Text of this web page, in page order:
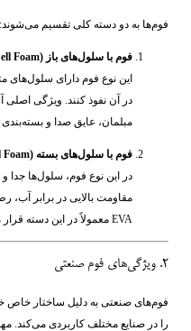
فوم‌ها به دو دسته کلی تقسیم می‌شوند:
فوم با سلول‌های باز (Open Cell Foam):
این نوع فوم دارای سلول‌های
در آن نفوذ کنند. ویژگی
مبلمان، عایق صدا و بسته‌بندی
فوم با سلول‌های بسته (Closed Cell Foam):
در این نوع فوم، سلول‌ها جدا
EVA معمولاً در این دسته قرار می‌گیرند.
فوم‌های صنعتی به دلیل ساختار خاص
را در صنایع مختلف کاربردی می‌کند.